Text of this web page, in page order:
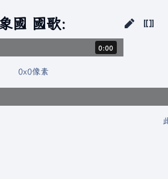
國 國歌:
時長：0 秒。
0:00
0x0像素